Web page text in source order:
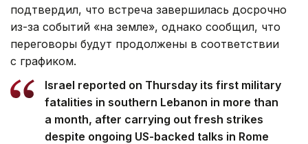
подтвердил, что встреча завершилась досрочно
из-за событий «на земле», однако сообщил, что
переговоры будут продолжены в соответствии
с графиком.
Israel reported on Thursday its first military
fatalities in southern Lebanon in more than
a month, after carrying out fresh strikes
despite ongoing US-backed talks in Rome